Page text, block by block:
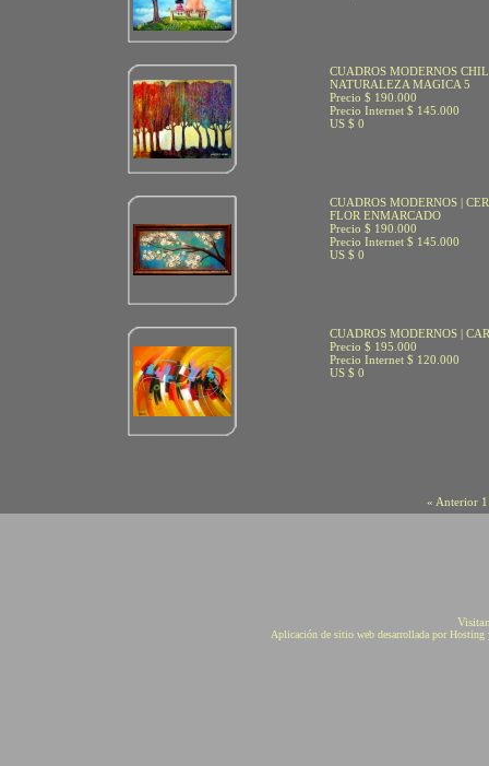
CUADROS MODERNOS
NATURALEZA MAGICA 5
Precio $ 190.000
Precio Internet $ 145.000
US $ 0
CUADROS MODERNOS |
FLOR ENMARCADO
Precio $ 190.000
Precio Internet $ 145.000
US $ 0
CUADROS MODERNOS |
Precio $ 195.000
Precio Internet $ 120.000
US $ 0
« Anterior 1
Aplicación de sitio web desarrollada por